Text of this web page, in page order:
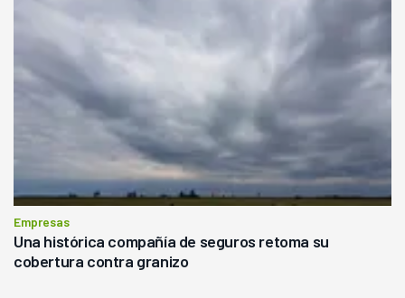
Empresas
Una histórica compañía de seguros retoma su
cobertura contra granizo